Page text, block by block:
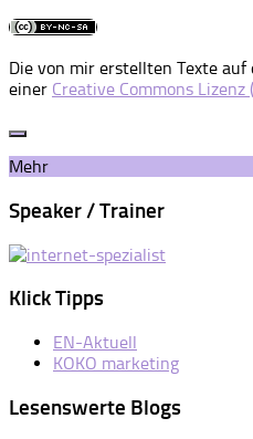
Die von mir erstellten Texte
einer Creative Commons Lizenz
Mehr
Speaker / Trainer
Klick Tipps
EN-Aktuell
KOKO marketing
Lesenswerte Blogs